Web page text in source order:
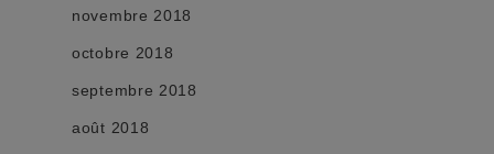
novembre 2018
octobre 2018
septembre 2018
août 2018